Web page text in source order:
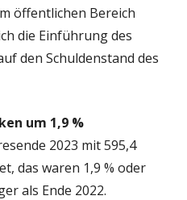
öffentlichen Bereich
die Einführung des
den Schuldenstand des
um 1,9 %
2023 mit 595,4
das waren 1,9 % oder
als Ende 2022.